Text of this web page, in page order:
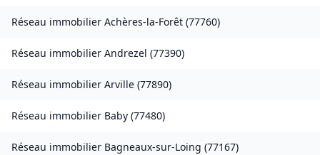
Réseau immobilier Achères-la-Forêt (77760)
Réseau immobilier Andrezel (77390)
Réseau immobilier Arville (77890)
Réseau immobilier Baby (77480)
Réseau immobilier Bagneaux-sur-Loing (77167)